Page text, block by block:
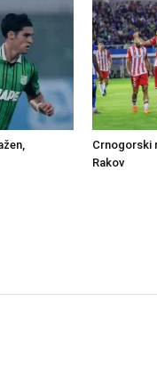
Crnogorski
Rakov